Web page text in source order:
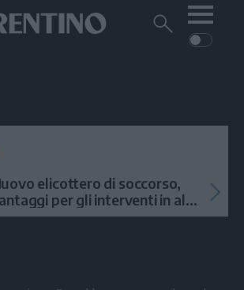
Cerca
GARDA
VIDEO
elicottero di soccorso,
per gli interventi in alta